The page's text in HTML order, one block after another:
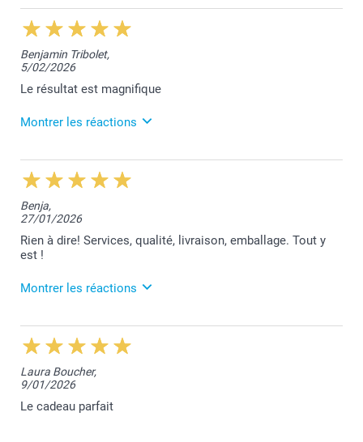
Bien à vous,
Toumia de smartphoto
Benjamin Tribolet,
5/02/2026
Le résultat est magnifique
Montrer les réactions
3/03/2026
13:03
Votre excellent commentaire nous touche beaucoup
Votre satisfaction est notre plus belle réussite.
Nous vous remercions et restons à votre entière
Benja,
27/01/2026
Rien à dire! Services, qualité, livraison, emballage. Tout y
est !
Montrer les réactions
5/03/2026
12:47
Nous vous remercions chaleureusement pour votre
excellent commentaire Benjamin. Votre satisfaction
est notre plus grande récompense.
L'équipe Smartphoto reste à votre entière
disposition.
Laura Boucher,
9/01/2026
Le cadeau parfait